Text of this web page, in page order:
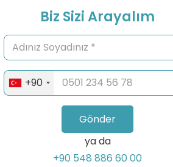
Biz Sizi Arayalım
+90
Gönder
ya da
+90 548 886 60 00